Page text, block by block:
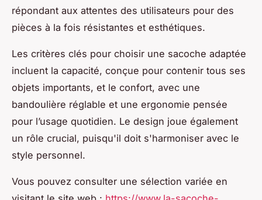
répondant aux attentes des utilisateurs pour des
pièces à la fois résistantes et esthétiques.
Les critères clés pour choisir une sacoche adaptée
incluent la capacité, conçue pour contenir tous ses
objets importants, et le confort, avec une
bandoulière réglable et une ergonomie pensée
pour l’usage quotidien. Le design joue également
un rôle crucial, puisqu'il doit s'harmoniser avec le
style personnel.
Vous pouvez consulter une sélection variée en